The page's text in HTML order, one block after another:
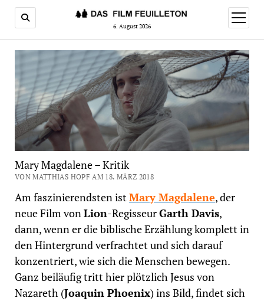
6. August 2026
Menü
öffnen
Mary Magdalene – Kritik
VON MATTHIAS HOPF AM 18. MÄRZ 2018
Am faszinierendsten istMary Magdalene, der
neue Film vonLion-RegisseurGarth Davis,
dann, wenn er die biblische Erzählung komplett in
den Hintergrund verfrachtet und sich darauf
konzentriert, wie sich die Menschen bewegen.
Ganz beiläufig tritt hier plötzlich Jesus von
Nazareth (Joaquin Phoenix) ins Bild, findet sich